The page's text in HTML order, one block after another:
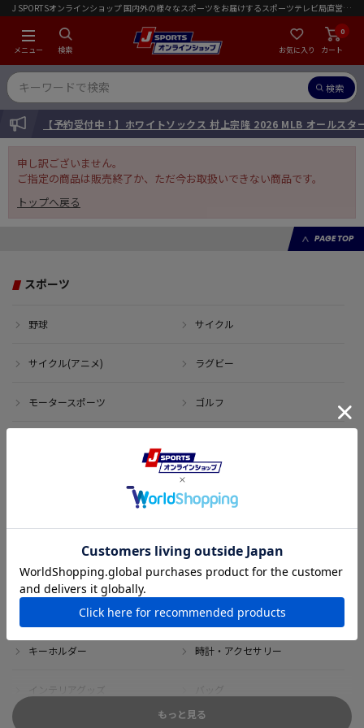
J SPORTSオンラインショップ 国内外の様々なスポーツをお届けするスポーツテレビ局直営店｜会員限定初回ご注文送料無料キャンペーン実施中！
メニュー 検索 お気に入り カート
0
検索
INFORMATION【予約受付中！】ホワイトソックス 村上宗隆 2026 MLB オールスタ
申し訳ございません。
ご指定の商品は販売終了か、ただ今お取扱いできない商品です。
トップへ戻る
PAGE TOP
スポーツ
野球 サイクル
サイクル(アニメ) ラグビー
モータースポーツ ゴルフ
アウトレット サイン・記念グッズ
ボブルヘッド・ぬいぐるみ Tシャツ
DVD・ブルーレイ 雑貨
キーホルダー 時計・アクセサリー
インテリアグッズ バッグ
もっと見る